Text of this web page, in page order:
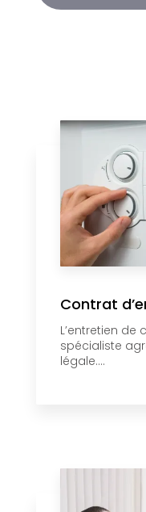
Contrat
L’entretien de
spécialiste
légale....